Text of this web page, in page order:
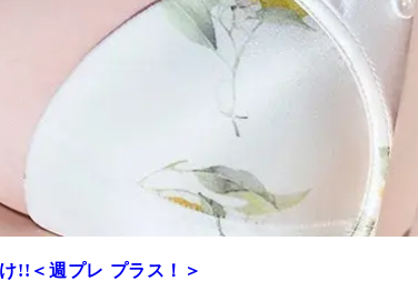
!!＜週プレ プラス！＞